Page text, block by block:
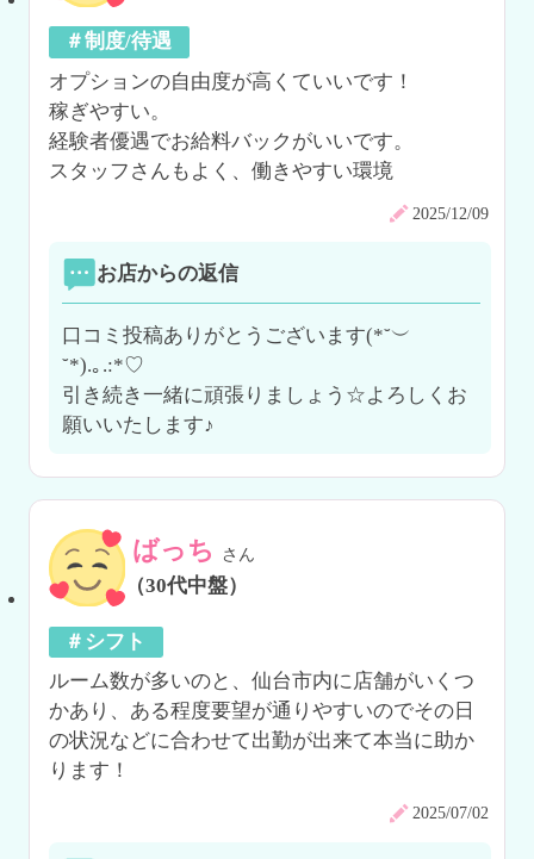
＃制度/待遇
オプションの自由度が高くていいです！
稼ぎやすい。
経験者優遇でお給料バックがいいです。
スタッフさんもよく、働きやすい環境
2025/12/09
お店からの返信
口コミ投稿ありがとうございます(*˘︶
˘*).｡.:*♡
引き続き一緒に頑張りましょう☆よろしくお
願いいたします♪
ばっち さん
（30代中盤）
＃シフト
ルーム数が多いのと、仙台市内に店舗がいくつ
かあり、ある程度要望が通りやすいのでその日
の状況などに合わせて出勤が出来て本当に助か
ります！
2025/07/02